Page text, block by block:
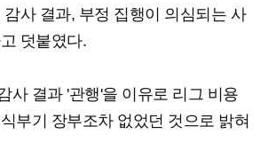
사 결과, 부정 집행이 의심되는 사
덧붙였다.
사 결과 '관행'을 이유로 리그 비용
부기 장부조차 없었던 것으로 밝혀